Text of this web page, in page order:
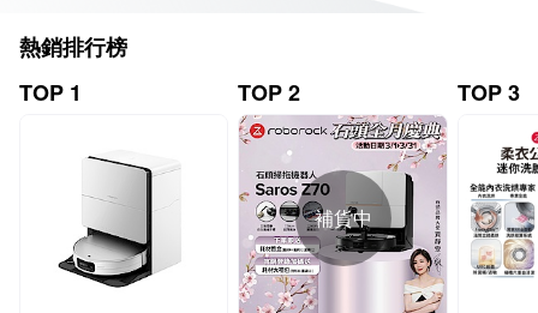
熱銷排行榜
TOP 1
TOP 2
補貨中
TOP 3